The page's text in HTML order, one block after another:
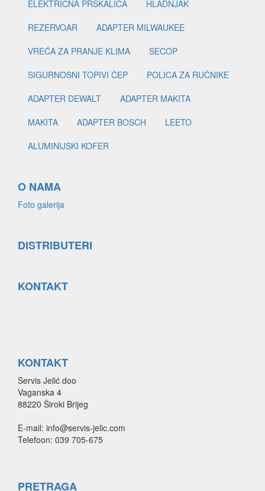
ELEKTRIČNA PRSKALICA
HLADNJAK
REZERVOAR
ADAPTER MILWAUKEE
VREĆA ZA PRANJE KLIMA
SECOP
SIGURNOSNI TOPIVI ČEP
POLICA ZA RUČNIKE
ADAPTER DEWALT
ADAPTER MAKITA
MAKITA
ADAPTER BOSCH
LEETO
ALUMINIJSKI KOFER
O NAMA
Foto galerija
DISTRIBUTERI
KONTAKT
KONTAKT
Servis Jelić doo
Vaganska 4
88220 Široki Brijeg
E-mail: info@servis-jelic.com
Telefoon: 039 705-675
PRETRAGA